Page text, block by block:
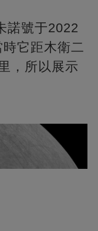
諾號于2022
它距木衛二
，所以展示